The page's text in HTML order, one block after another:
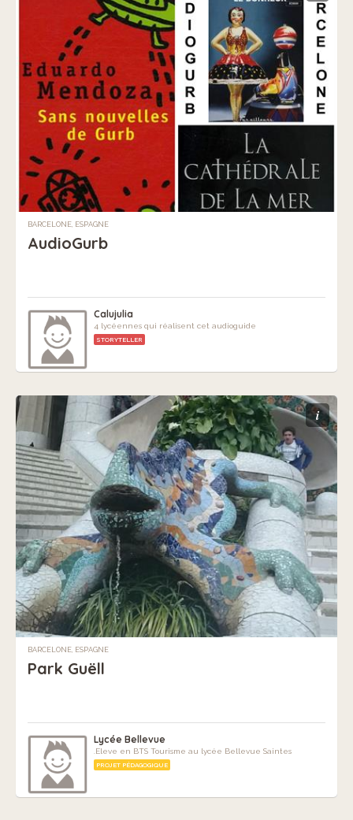
BARCELONE, ESPAGNE
AudioGurb
Calujulia
4 lycéennes qui réalisent cet audioguide
STORYTELLER
i
BARCELONE, ESPAGNE
Park Guëll
Lycée Bellevue
.Eleve en BTS Tourisme au lycée Bellevue Saintes
PROJET PÉDAGOGIQUE